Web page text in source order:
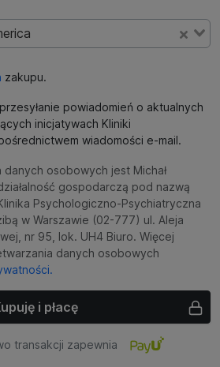
zakupu.
powiadomień o aktualnych
inicjatywach Kliniki
wiadomości e-mail.
danych osobowych jest Michał
gospodarczą pod nazwą
Psychologiczno-Psychiatryczna
w Warszawie (02-777) ul. Aleja
nr 95, lok. UH4 Biuro. Więcej
danych osobowych
i płacę
transakcji zapewnia